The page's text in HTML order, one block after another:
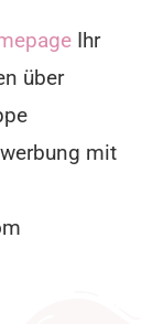
Ihr
über
mit